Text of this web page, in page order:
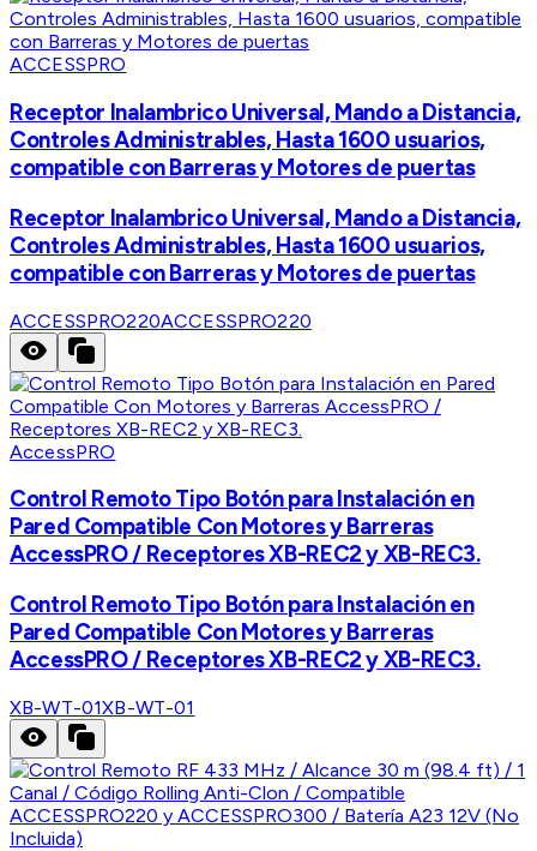
ACCESSPRO
Receptor Inalambrico Universal, Mando a Distancia,
Controles Administrables, Hasta 1600 usuarios,
compatible con Barreras y Motores de puertas
Receptor Inalambrico Universal, Mando a Distancia,
Controles Administrables, Hasta 1600 usuarios,
compatible con Barreras y Motores de puertas
ACCESSPRO220ACCESSPRO220
AccessPRO
Control Remoto Tipo Botón para Instalación en
Pared Compatible Con Motores y Barreras
AccessPRO / Receptores XB-REC2 y XB-REC3.
Control Remoto Tipo Botón para Instalación en
Pared Compatible Con Motores y Barreras
AccessPRO / Receptores XB-REC2 y XB-REC3.
XB-WT-01XB-WT-01